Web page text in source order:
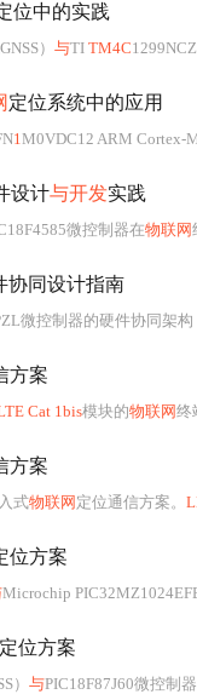
位中的实践
） 与TI TM4C
定位系统中的应用
1M0VDC12 ARM Cortex-
设计与开发实践
微控制器在物联网
协同设计指南
微控制器的硬件协同架构，涵盖
方案
Cat 1bis模块的物联网终端
方案
式物联网 定位通信方案。
位方案
Microchip
定位方案
） 与PIC18F87J60微控制